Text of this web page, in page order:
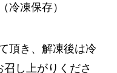
冷凍保存）
頂き、解凍後は冷
し上がりくださ